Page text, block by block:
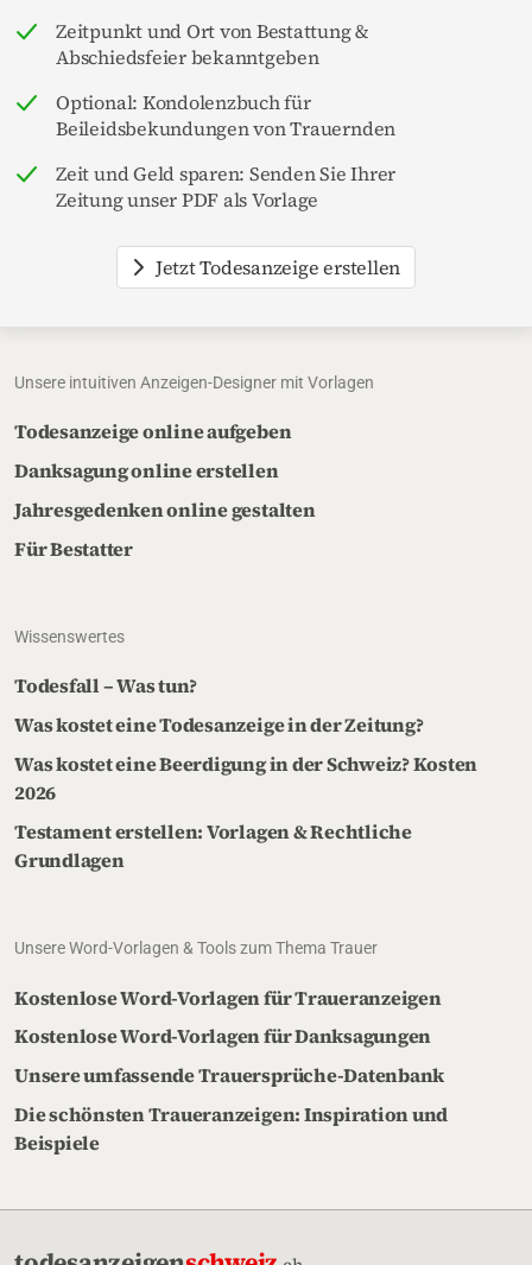
Zeitpunkt und Ort von Bestattung &
Abschiedsfeier bekanntgeben
Optional: Kondolenzbuch für
Beileidsbekundungen von Trauernden
Zeit und Geld sparen: Senden Sie Ihrer
Zeitung unser PDF als Vorlage
Jetzt Todesanzeige erstellen
Unsere intuitiven Anzeigen-Designer mit Vorlagen
Todesanzeige online aufgeben
Danksagung online erstellen
Jahresgedenken online gestalten
Für Bestatter
Wissenswertes
Todesfall – Was tun?
Was kostet eine Todesanzeige in der Zeitung?
Was kostet eine Beerdigung in der Schweiz? Kosten
2026
Testament erstellen: Vorlagen & Rechtliche
Grundlagen
Unsere Word-Vorlagen & Tools zum Thema Trauer
Kostenlose Word-Vorlagen für Traueranzeigen
Kostenlose Word-Vorlagen für Danksagungen
Unsere umfassende Trauersprüche-Datenbank
Die schönsten Traueranzeigen: Inspiration und
Beispiele